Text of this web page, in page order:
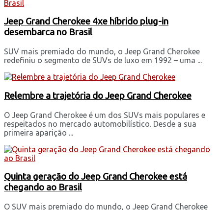
Jeep Grand Cherokee 4xe híbrido plug-in
desembarca no Brasil
SUV mais premiado do mundo, o Jeep Grand Cherokee
redefiniu o segmento de SUVs de luxo em 1992 – uma ...
Relembre a trajetória do Jeep Grand Cherokee
O Jeep Grand Cherokee é um dos SUVs mais populares e
respeitados no mercado automobilístico. Desde a sua
primeira aparição ...
Quinta geração do Jeep Grand Cherokee está
chegando ao Brasil
O SUV mais premiado do mundo, o Jeep Grand Cherokee